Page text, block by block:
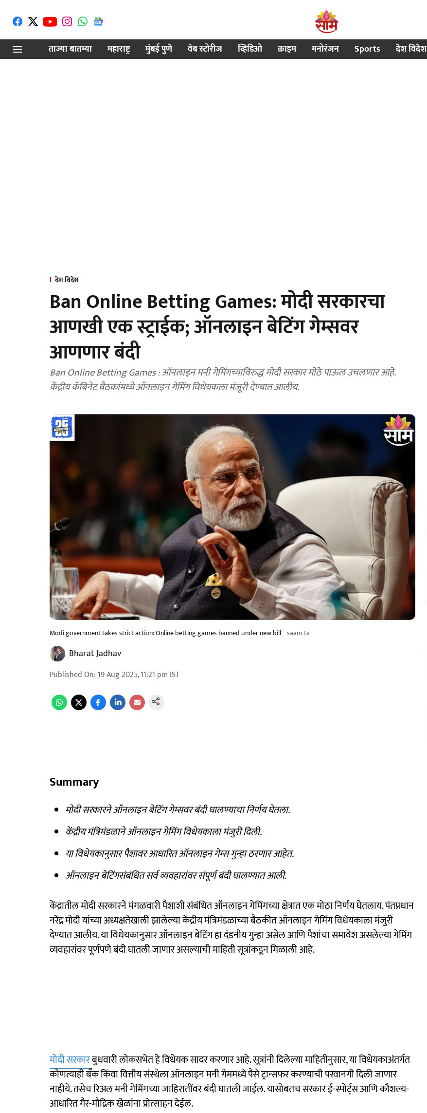
ताज्या बातम्या
महाराष्ट्र मुंबई पुणे वेब स्टोरीज व्हिडिओ क्राइम मनोरंजन Sports देश विदेश
देश विदेश
Ban Online Betting Games: मोदी सरकारचा
आणखी एक स्ट्राईक; ऑनलाइन बेटिंग गेम्सवर
आणणार बंदी
Ban Online Betting Games : ऑनलाइन मनी गेमिंगच्याविरुद्ध मोदी सरकार मोठे पाऊल उचलणार आहे.
केंद्रीय कॅबिनेट बैठकांमध्ये ऑनलाइन गेमिंग विधेयकला मंजूरी देण्यात आलीय.
Modi government takes strict action: Online betting games banned under new bill saam tv
Bharat Jadhav
Published On: 19 Aug 2025, 11:21 pm IST
Summary
मोदी सरकारने ऑनलाइन बेटिंग गेम्सवर बंदी घालण्याचा निर्णय घेतला.
केंद्रीय मंत्रिमंडळाने ऑनलाइन गेमिंग विधेयकाला मंजुरी दिली.
या विधेयकानुसार पैशावर आधारित ऑनलाइन गेम्स गुन्हा ठरणार आहेत.
ऑनलाइन बेटिंगसंबंधित सर्व व्यवहारांवर संपूर्ण बंदी घालण्यात आली.
केंद्रातील मोदी सरकारने मंगळवारी पैशाशी संबंधित ऑनलाइन गेमिंगच्या क्षेत्रात एक मोठा निर्णय घेतलाय. पंतप्रधान
नरेंद्र मोदी यांच्या अध्यक्षतेखाली झालेल्या केंद्रीय मंत्रिमंडळाच्या बैठकीत ऑनलाइन गेमिंग विधेयकाला मंजुरी
देण्यात आलीय. या विधेयकानुसार ऑनलाइन बेटिंग हा दंडनीय गुन्हा असेल आणि पैशांचा समावेश असलेल्या गेमिंग
व्यवहारांवर पूर्णपणे बंदी घातली जाणार असल्याची माहिती सूत्रांकडून मिळाली आहे.
मोदी सरकारबुधवारी लोकसभेत हे विधेयक सादर करणार आहे. सूत्रांनी दिलेल्या माहितीनुसार, या विधेयकाअंतर्गत
कोणत्याही बँक किंवा वित्तीय संस्थेला ऑनलाइन मनी गेममध्ये पैसे ट्रान्सफर करण्याची परवानगी दिली जाणार
नाहीये. तसेच रिअल मनी गेमिंगच्या जाहिरातींवर बंदी घातली जाईल. यासोबतच सरकार ई-स्पोर्ट्स आणि कौशल्य-
आधारित गैर-मौद्रिक खेळांना प्रोत्साहन देईल.